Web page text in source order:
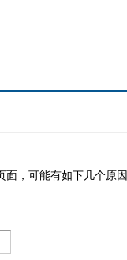
面，可能有如下几个原因